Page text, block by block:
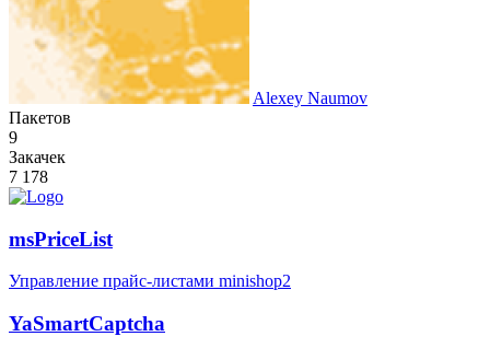
Alexey Naumov
Пакетов
9
Закачек
7 178
msPriceList
Управление прайс-листами minishop2
YaSmartCaptcha